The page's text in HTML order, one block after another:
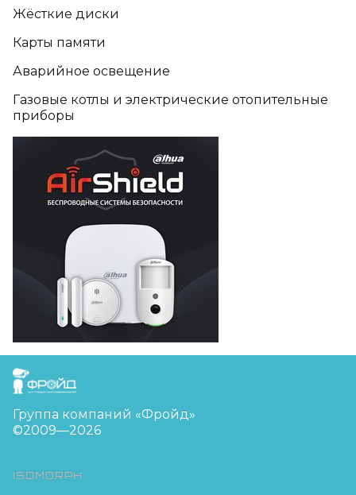
Жёсткие диски
Карты памяти
Аварийное освещение
Газовые котлы и электрические отопительные
приборы
FreudGroup
Группа компаний «Фройд»
©2009—2026
ISOMORPH